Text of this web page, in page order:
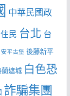
中華民國政
民 台北 台
安平古堡 後藤新平
遮城 白色恐
詐騙集團